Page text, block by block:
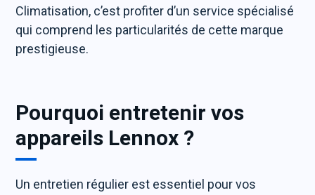
Climatisation, c’est profiter d’un service spécialisé
qui comprend les particularités de cette marque
prestigieuse.
Pourquoi entretenir vos
appareils Lennox ?
Un entretien régulier est essentiel pour vos